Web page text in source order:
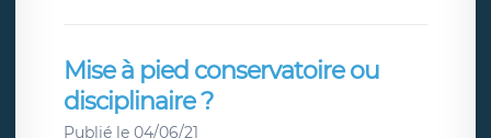
Mise à pied conservatoire ou
disciplinaire ?
Publié le 04/06/21